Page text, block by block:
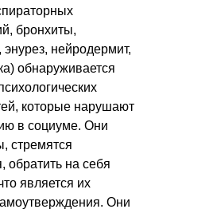
бронхиты,
нейродермит,
обнаруживается
которые нарушают
в социуме. Они
стремятся
обратить на себя
является их
Они